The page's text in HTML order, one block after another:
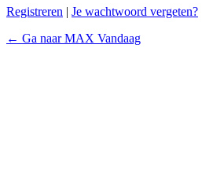
Registreren | Je wachtwoord vergeten?
← Ga naar MAX Vandaag